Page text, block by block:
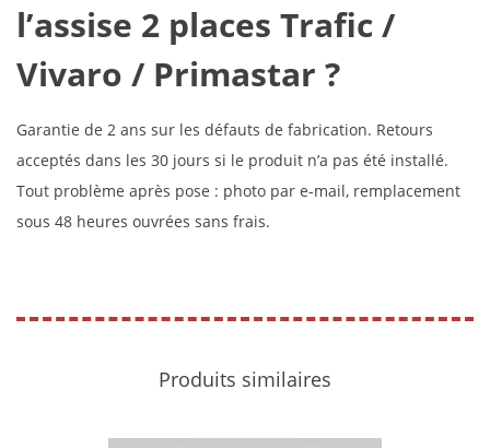
l’assise 2 places Trafic /
Vivaro / Primastar ?
Garantie de 2 ans sur les défauts de fabrication. Retours
acceptés dans les 30 jours si le produit n’a pas été installé.
Tout problème après pose : photo par e-mail, remplacement
sous 48 heures ouvrées sans frais.
Produits similaires